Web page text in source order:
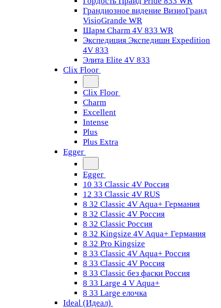
Грандиозное видение ВизиоГранд
VisioGrande WR
Шарм Charm 4V 833 WR
Экспедиция Экспедишн Expedition
4V 833
Элита Elite 4V 833
Clix Floor
Clix Floor
Charm
Excellent
Intense
Plus
Plus Extra
Egger
Egger
10 33 Classic 4V Россия
12 33 Classic 4V RUS
8 32 Classic 4V Aqua+ Германия
8 32 Classic 4V Россия
8 32 Classic Россия
8 32 Kingsize 4V Aqua+ Германия
8 32 Pro Kingsize
8 33 Classic 4V Aqua+ Россия
8 33 Classic 4V Россия
8 33 Classic без фаски Россия
8 33 Large 4 V Aqua+
8 33 Large елочка
Ideal (Идеал)